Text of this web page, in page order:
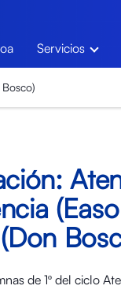
Servicios
de 1º del ciclo